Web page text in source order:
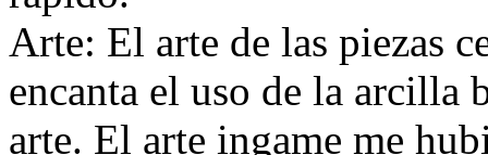
Arte: El arte de las piezas
encanta el uso de la arcilla
arte. El arte ingame me